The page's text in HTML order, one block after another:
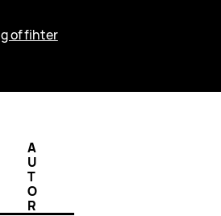
of fihter
A
U
T
O
R